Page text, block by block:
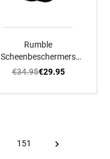
Rumble
Scheenbeschermers
Luxe Zwart
€34.95€29.95
151